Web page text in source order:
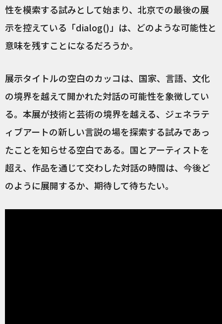
性を模索する試みとして始まり、北京での最後の展
示を控えている「dialog()」は、どのような可能性と
意味を残すことになるだろうか。
展示タイトルの空白のカッコは、国家、言語、文化
の境界を越えて開かれた対話の可能性を象徴してい
る。本展が技術と芸術の境界を越える、ジェネラテ
ィブアートの新しい言説の場を探索する試みであっ
たことを知らせる空白である。国とアーティストを
超え、作品を通じて交わした対話の時間は、今後ど
のように展開するか、期待して待ちたい。